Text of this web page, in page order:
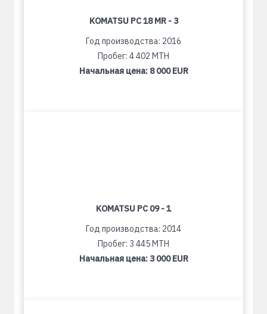
KOMATSU PC 18 MR - 3
Год производства: 2016
Пробег: 4 402 MTH
Начальная цена: 8 000 EUR
KOMATSU PC 09 - 1
Год производства: 2014
Пробег: 3 445 MTH
Начальная цена: 3 000 EUR